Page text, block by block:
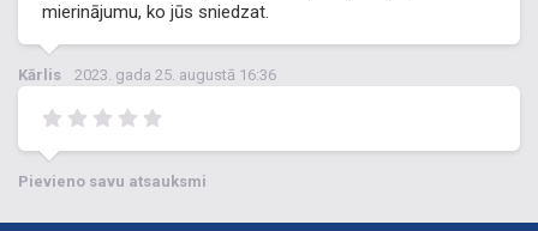
mierinājumu, ko jūs sniedzat.
Kārlis 2023. gada 25. augustā 16:36
Pievieno savu atsauksmi